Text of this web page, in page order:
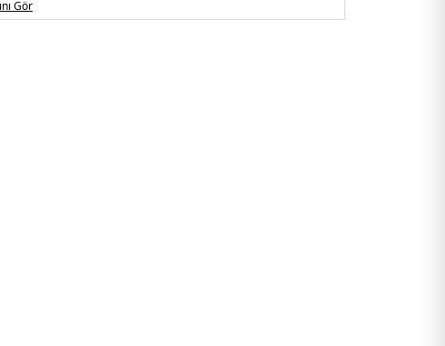
Belirtilmemiş
Gör